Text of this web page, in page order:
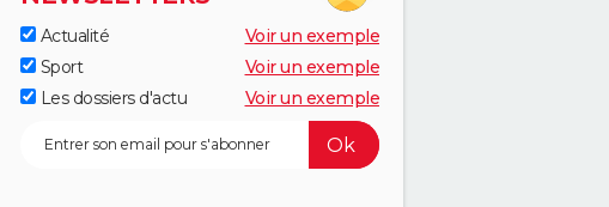
Actualité
Voir un exemple
Sport
Voir un exemple
Les dossiers d'actu
Voir un exemple